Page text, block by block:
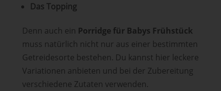
Das Topping
Denn auch ein Porridge für Babys Frühstück
muss natürlich nicht nur aus einer bestimmten
Getreidesorte bestehen. Du kannst hier leckere
Variationen anbieten und bei der Zubereitung
verschiedene Zutaten verwenden.